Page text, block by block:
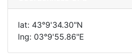
lat: 43°9'34.30"N
lng: 03°9'55.86"E